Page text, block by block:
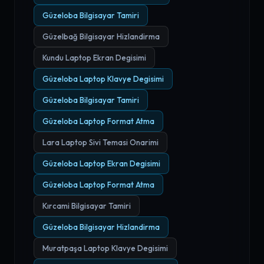
Güzeloba Bilgisayar Tamiri
Güzelbağ Bilgisayar Hizlandirma
Kundu Laptop Ekran Degisimi
Güzeloba Laptop Klavye Degisimi
Güzeloba Bilgisayar Tamiri
Güzeloba Laptop Format Atma
Lara Laptop Sivi Temasi Onarimi
Güzeloba Laptop Ekran Degisimi
Güzeloba Laptop Format Atma
Kırcami Bilgisayar Tamiri
Güzeloba Bilgisayar Hizlandirma
Muratpaşa Laptop Klavye Degisimi